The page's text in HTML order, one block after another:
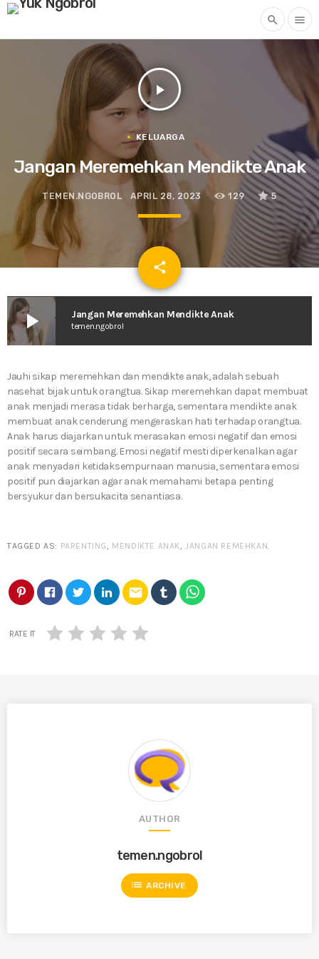
search menu
play_arrow
KELUARGA
Jangan Meremehkan Mendikte Anak
TEMEN.NGOBROL APRIL 28, 2023 129 5
share
email
play_arrow Jangan Meremehkan Mendikte Anak
temen.ngobrol
Jauhi sikap meremehkan dan mendikte anak, adalah sebuah
nasehat bijak untuk orangtua. Sikap meremehkan dapat membuat
anak menjadi merasa tidak berharga, sementara mendikte anak
membuat anak cenderung mengeraskan hati terhadap orangtua.
Anak harus diajarkan untuk merasakan emosi negatif dan emosi
positif secara seimbang. Emosi negatif mesti diperkenalkan agar
anak menyadari ketidaksempurnaan manusia, sementara emosi
positif pun diajarkan agar anak memahami betapa penting
bersyukur dan bersukacita senantiasa.
TAGGED AS: PARENTING, MENDIKTE ANAK,JANGAN REMEHKAN.
email
RATE IT
AUTHOR
temen.ngobrol
list ARCHIVE